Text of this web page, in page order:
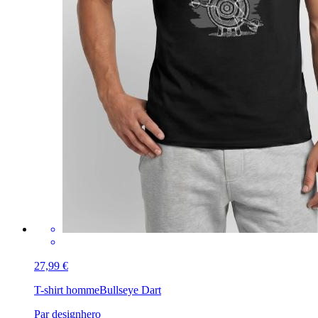
27,99 €
T-shirt hommeBullseye Dart
Par designhero